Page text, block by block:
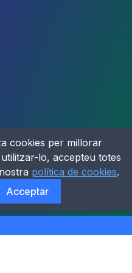
cookies per millorar
lo, accepteu totes
política de cookies.
Acceptar